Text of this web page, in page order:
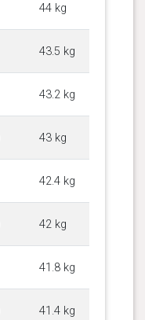
44 kg
43.5 kg
43.2 kg
43 kg
42.4 kg
42 kg
41.8 kg
41.4 kg